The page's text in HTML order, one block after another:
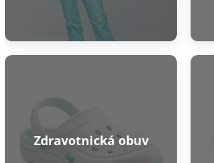
Zdravotnická obuv